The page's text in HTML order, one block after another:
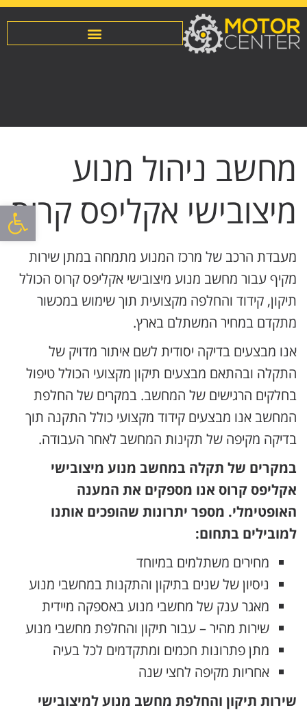
פתח
מחשב ניהול מנוע
מיצובישי אקליפס קרוס
מעבדת הרכב של מרכז המנוע מתמחה במתן שירות
מקיף עבור מחשב מנוע מיצובישי אקליפס קרוס הכולל
תיקון, קידוד והחלפה מקצועית תוך שימוש במכשור
מתקדם במחיר המשתלם בארץ.
אנו מבצעים בדיקה יסודית לשם איתור מדויק של
התקלה ובהתאם מבצעים תיקון מקצועי הכולל טיפול
בחלקים הרגישים של המחשב. במקרים של החלפת
המחשב אנו מבצעים קידוד מקצועי כולל התקנה תוך
בדיקה מקיפה של תקינות המחשב לאחר העבודה.
במקרים של תקלה במחשב מנוע מיצובישי
אקליפס קרוס אנו מספקים את המענה
האופטימלי. מספר יתרונות שהופכים אותנו
למובילים בתחום:
מחירים משתלמים במיוחד
ניסיון של שנים בתיקון והתקנות במחשבי מנוע
מאגר ענק של מחשבי מנוע באספקה מיידית
שירות מהיר – עבור תיקון והחלפת מחשבי מנוע
מתן פתרונות חכמים ומתקדמים לכל בעיה
אחריות מקיפה לחצי שנה
שירות תיקון והחלפת מחשב מנוע למיצובישי